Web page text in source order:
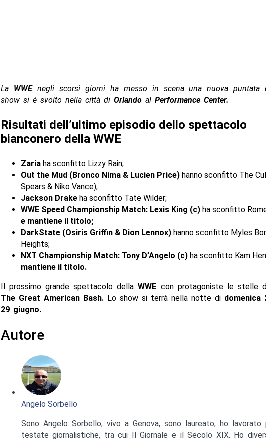
La WWEnegli scorsi giorni ha messo in scena una nuova
show si è svolto nella città di Orlandoal Performance Center.
Risultati dell’ultimo episodio dello spettacolo
bianconero della WWE
Zariaha sconfitto Lizzy Rain;
Out the Mud (Bronco Nima & Lucien Price)hanno sconfitto The
Spears & Niko Vance);
Jackson Drakeha sconfitto Tate Wilder;
WWE Speed Championship Match: Lexis King (c)ha sconfitto
e mantiene il titolo;
DarkState (Osiris Griffin & Dion Lennox)hanno sconfitto Myles
Heights;
NXT Championship Match: Tony D’Angelo (c)ha sconfitto Kam
mantiene il titolo.
Il prossimo grande spettacolo dellaWWE con protagoniste le stelle
The Great American Bash.Lo show si terrà nella notte di domenica
29 giugno.
Autore
Angelo Sorbello
Sono Angelo Sorbello, vivo a Genova, sono laureato, ho lavorato
testate giornalistiche, tra cui Il Giornale e il Secolo XIX. Ho